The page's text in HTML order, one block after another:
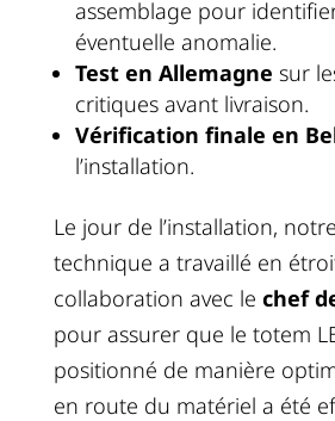
assemblage pour
éventuelle anomalie.
Test en Allemagne sur
critiques avant livraison.
Vérification finale en
l’installation.
Le jour de l’installation,
technique a travaillé en
collaboration avec le chef
pour assurer que le totem
positionné de manière
en route du matériel a été